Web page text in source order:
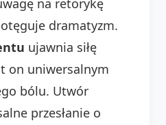
dramatyzm.
ujawnia siłę
on uniwersalnym
bólu. Utwór
przesłanie o